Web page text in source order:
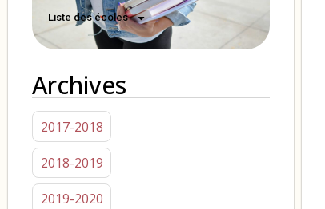
Liste des écoles
Archives
2017-2018
2018-2019
2019-2020